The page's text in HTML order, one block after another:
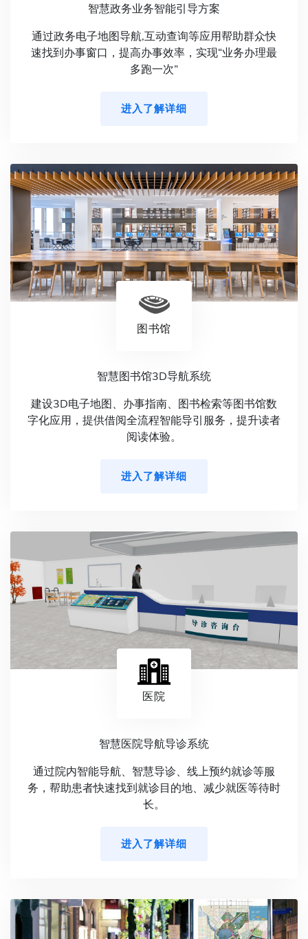
智慧政务业务智能引导方案
通过政务电子地图导航,互动查询等应用帮助群众快
速找到办事窗口，提高办事效率，实现“业务办理最
多跑一次”
进入了解详细
图书馆
智慧图书馆3D导航系统
建设3D电子地图、办事指南、图书检索等图书馆数
字化应用，提供借阅全流程智能导引服务，提升读者
阅读体验。
进入了解详细
医院
智慧医院导航导诊系统
通过院内智能导航、智慧导诊、线上预约就诊等服
务，帮助患者快速找到就诊目的地、减少就医等待时
长。
进入了解详细